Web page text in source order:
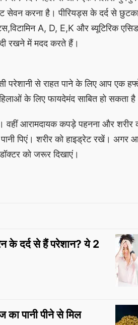
करना है। पीरियड्स के दर्द से
A, D, E,K और ब्यूटिरिक एसिड
रखने में मदद करते हैं।
परेशानी से राहत पाने के लिए आप एक
के लिए फायदेमंद साबित हो सकता
वहीं आरामदायक कपड़े पहनना और
पानी पिएं। शरीर को हाइड्रेट रखें। अगर
को जरूर दिखाएं।
के दर्द से हैं परेशान? ये 2
का पानी पीने से मिल